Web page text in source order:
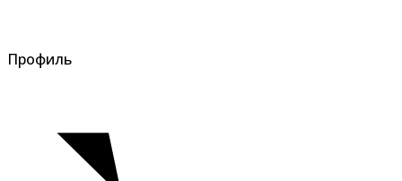
Профиль